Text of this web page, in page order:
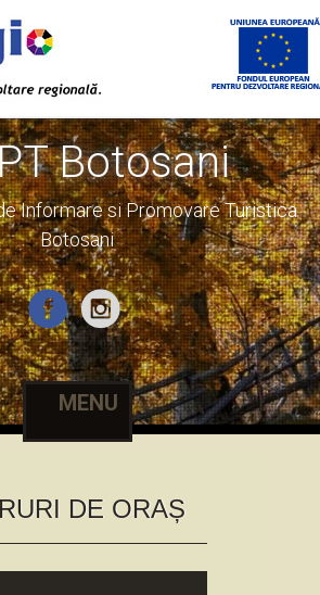
Botosani
Informare si Promovare Turistica
Botosani
MENU
to
DE ORAȘ